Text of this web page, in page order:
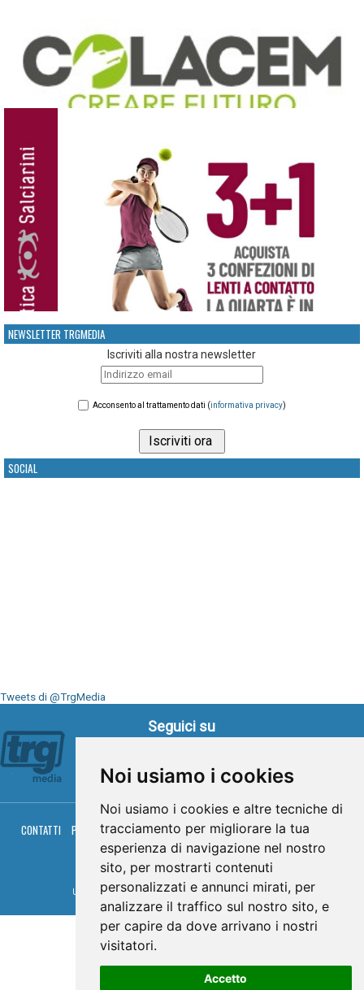
Noi usiamo i cookies
Noi usiamo i cookies e altre tecniche di
tracciamento per migliorare la tua
esperienza di navigazione nel nostro
sito, per mostrarti contenuti
personalizzati e annunci mirati, per
analizzare il traffico sul nostro sito, e
per capire da dove arrivano i nostri
visitatori.
Accetto
NEWSLETTER TRGMEDIA
Iscriviti alla nostra newsletter
Acconsento al trattamento dati (informativa privacy)
SOCIAL
Tweets di @TrgMedia
Seguici su
CONTATTI PRIVACY COOKIES PALINSESTO DIRETTA TV
DIRETTA RADIO
RGM HITRADIO
© TRG Media 2005-2026
Umbria Televisioni s.r.l. - P.I.00496230541 -www.trgmedia.it- Powered by